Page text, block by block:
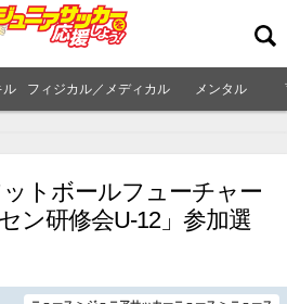
ル フィジカル／メディカル メンタル
ットボールフューチャー
ン研修会U-12」参加選